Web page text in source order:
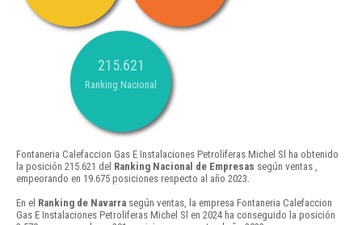
215.621
Ranking Nacional
Fontaneria Calefaccion Gas E Instalaciones Petroliferas Michel Sl ha obtenido
la posición 215.621 del Ranking Nacional de Empresas según ventas ,
empeorando en 19.675 posiciones respecto al año 2023.
En el Ranking de Navarra según ventas, la empresa Fontaneria Calefaccion
Gas E Instalaciones Petroliferas Michel Sl en 2024 ha conseguido la posición